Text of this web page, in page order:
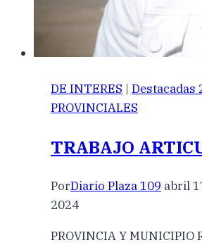
DE INTERES | Destacadas
PROVINCIALES
TRABAJO
PorDiario Plaza 109 abril
2024
PROVINCIA Y MUNICIPIO